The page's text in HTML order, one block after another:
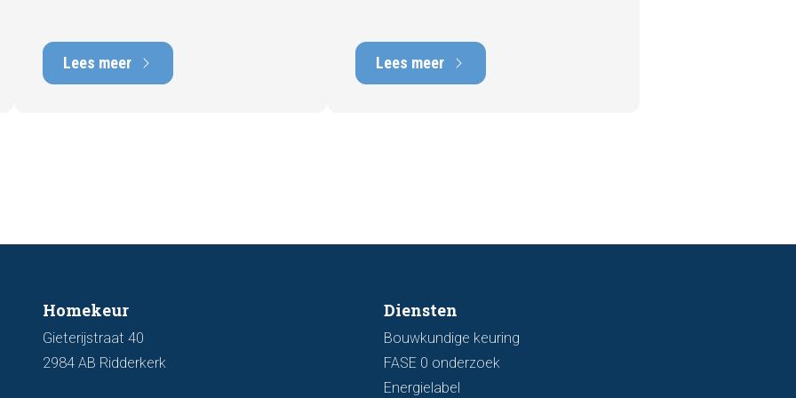
waarde. In deze blog leggen we uit
waarom een actueel energielabel
Lees meer
met herstelkosten die kunnen oplopen
tot tienduizenden euro's. Gelukkig zijn er
Lees meer
Homekeur
Gieterijstraat 40
2984 AB Ridderkerk
Diensten
Bouwkundige keuring
FASE 0 onderzoek
Energielabel